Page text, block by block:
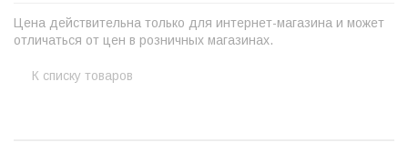
Цена действительна только для интернет-магазина и может
отличаться от цен в розничных магазинах.
К списку товаров